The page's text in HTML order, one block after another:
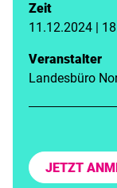
Zeit
11.12.2024 |
Veranstalter
Landesbüro
JETZT